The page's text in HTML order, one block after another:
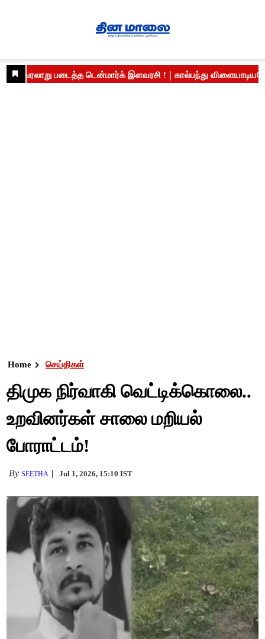
Home செய்திகள்
திமுக நிர்வாகி வெட்டிக்கொலை..
உறவினர்கள் சாலை மறியல்
போராட்டம்!
BySEETHA Jul 1, 2026, 15:10 IST